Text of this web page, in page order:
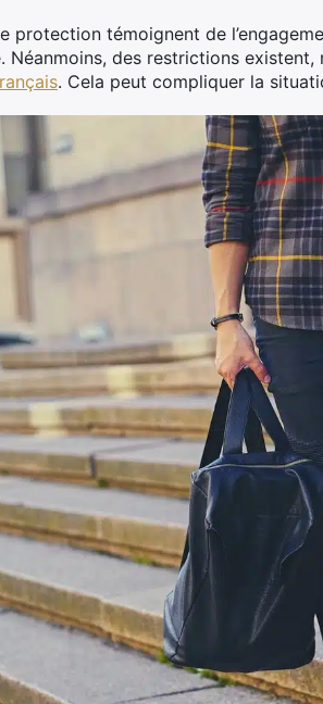
protection témoignent de
Néanmoins, des restrictions existent,
. Cela peut compliquer la